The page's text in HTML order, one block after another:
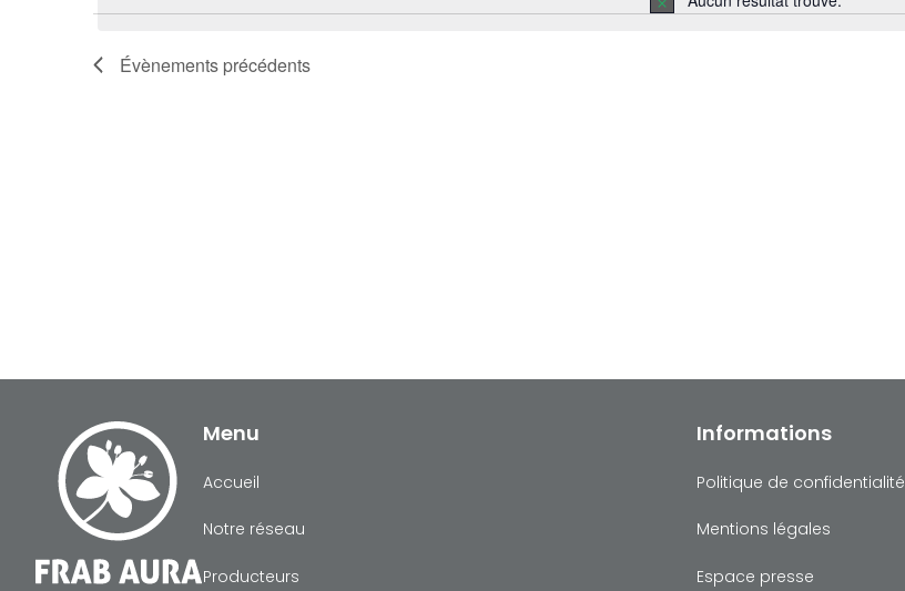
Notice
vues
clé.
date.
Évènements précédents
Menu
Accueil
Notre réseau
Producteurs
Informations
Politique de confidentialité
Mentions légales
Espace presse